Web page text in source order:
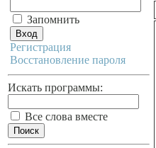
Запомнить
Регистрация
Восстановление пароля
Искать программы:
Все слова вместе